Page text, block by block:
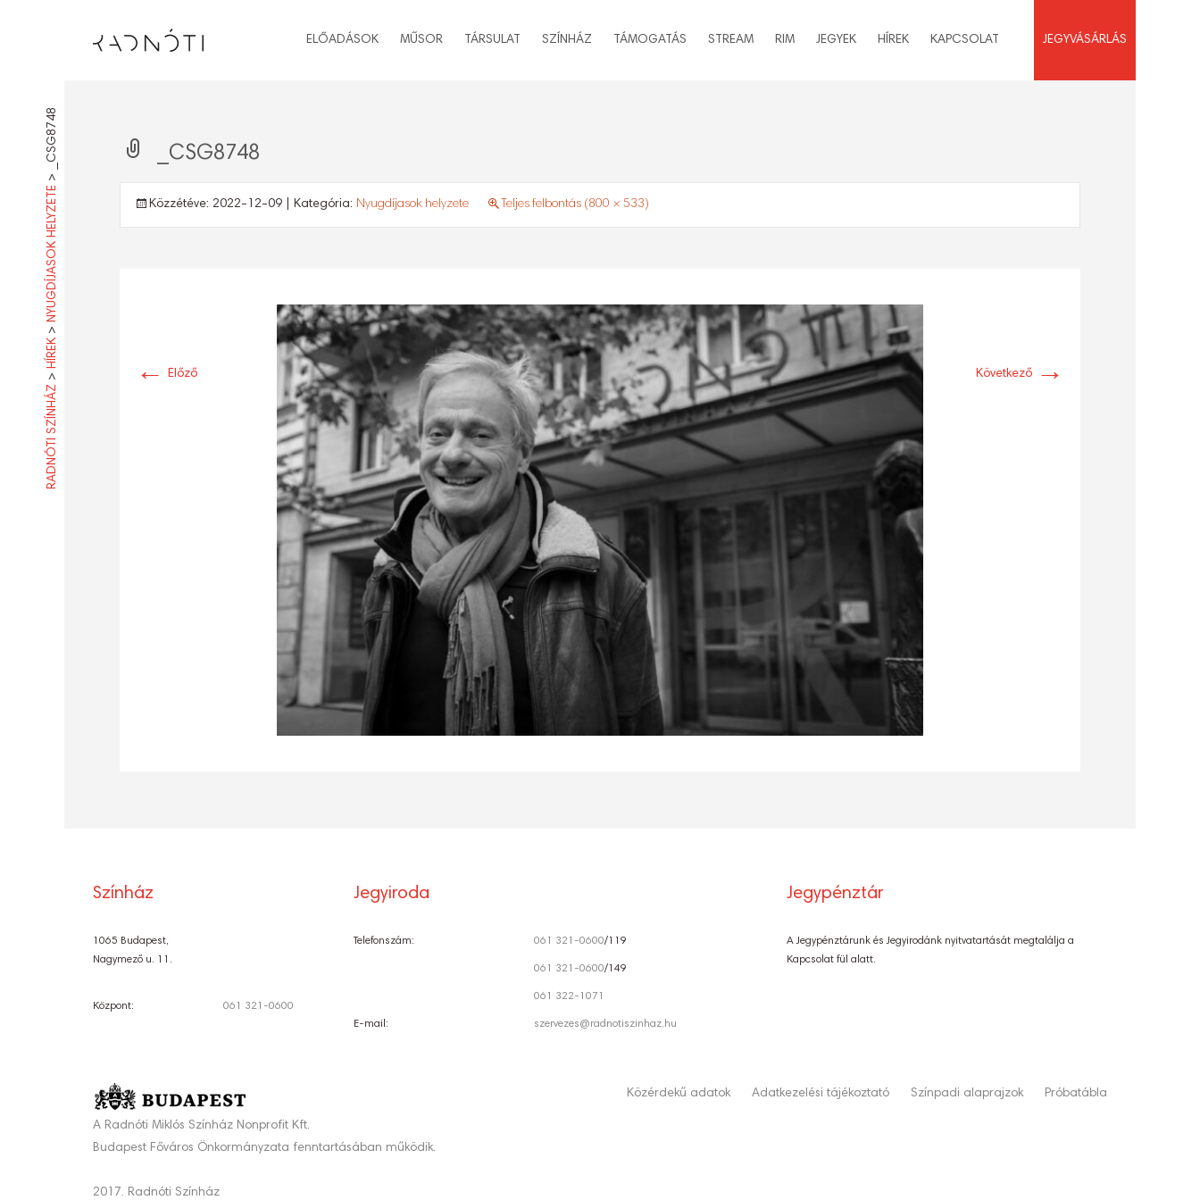
ELŐADÁSOK MŰSOR TÁRSULAT SZÍNHÁZ TÁMOGATÁS STREAM RIM JEGYEK HÍREK KAPCSOLAT JEGYVÁSÁRLÁS
RADNÓTI SZÍNHÁZ
>
HÍREK
>
NYUGDÍJASOK HELYZETE
>
_CSG8748 _CSG8748
Közzétéve: 2022-12-09 | Kategória: Nyugdíjasok helyzete Teljes felbontás (800 × 533)
← Előző Következő →
Színház
1065 Budapest,
Nagymező u. 11.
Központ: 061 321-0600
Jegyiroda
Telefonszám: 061 321-0600/119
061 321-0600/149
061 322-1071
E-mail: szervezes@radnotiszinhaz.hu
Jegypénztár
A Jegypénztárunk és Jegyirodánk nyitvatartását megtalálja a
Kapcsolat fül alatt.
A Radnóti Miklós Színház Nonprofit Kft.
Budapest Főváros Önkormányzata fenntartásában működik.
2017. Radnóti Színház
Közérdekű adatok Adatkezelési tájékoztató Színpadi alaprajzok Próbatábla